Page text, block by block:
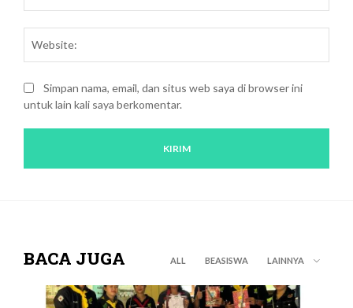
Simpan nama, email, dan situs web saya di browser ini
untuk lain kali saya berkomentar.
BACA JUGA ALL BEASISWA LAINNYA